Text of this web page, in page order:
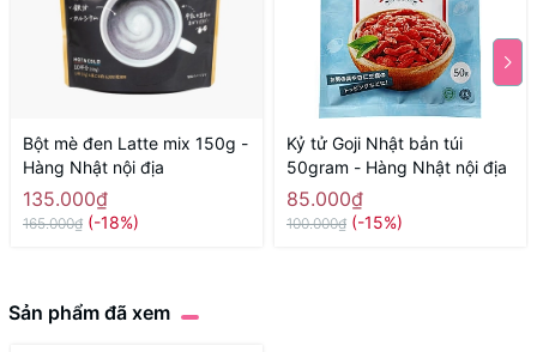
Bột mè đen Latte mix 150g -
Hàng Nhật nội địa
135.000₫
165.000₫ (-18%)
Kỷ tử Goji Nhật bản túi
50gram - Hàng Nhật nội địa
85.000₫
100.000₫ (-15%)
Sản phẩm đã xem